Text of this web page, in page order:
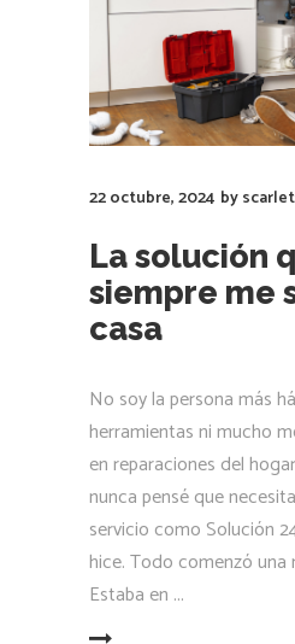
22 octubre, 2024 byscarlet
La solución
siempre me
casa
No soy la persona más
herramientas ni mucho
en reparaciones del
nunca pensé que
servicio como Solución
hice. Todo comenzó una
Estaba en